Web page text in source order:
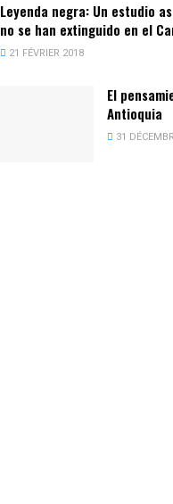
Leyenda negra: Un estudio
no se han extinguido en el
21 FÉVRIER 2018
El
Antioquia
31